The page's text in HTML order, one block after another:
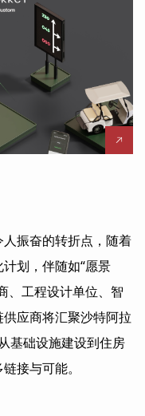
振奋的转折点，随着
划，伴随如“愿景
、工程设计单位、智
应商将汇聚沙特阿拉
基础设施建设到住房
接与可能。